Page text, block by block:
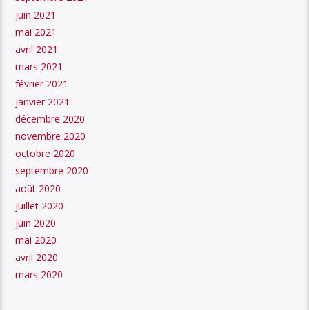
juin 2021
mai 2021
avril 2021
mars 2021
février 2021
janvier 2021
décembre 2020
novembre 2020
octobre 2020
septembre 2020
août 2020
juillet 2020
juin 2020
mai 2020
avril 2020
mars 2020